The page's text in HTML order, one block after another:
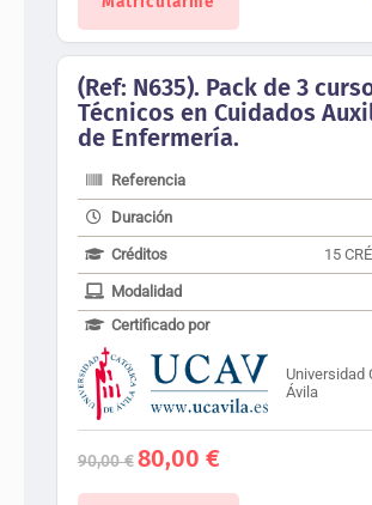
60,00 €.
(Ref: N635). Pack de 3
Técnicos en Cuidados
de Enfermería.
Referencia
Duración
Créditos 15
Modalidad
Certificado por
Universidad
Ávila
90,00€
El
precio
original
80,00 €El
precio
actual